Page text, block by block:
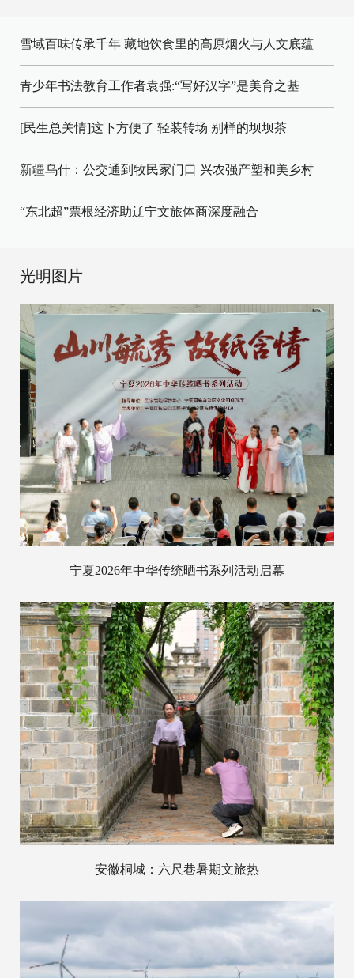
雪域百味传承千年 藏地饮食里的高原烟火与人文底蕴
青少年书法教育工作者袁强:“写好汉字”是美育之基
[民生总关情]这下方便了 轻装转场 别样的坝坝茶
新疆乌什：公交通到牧民家门口 兴农强产塑和美乡村
“东北超”票根经济助辽宁文旅体商深度融合
光明图片
宁夏2026年中华传统晒书系列活动启幕
安徽桐城：六尺巷暑期文旅热